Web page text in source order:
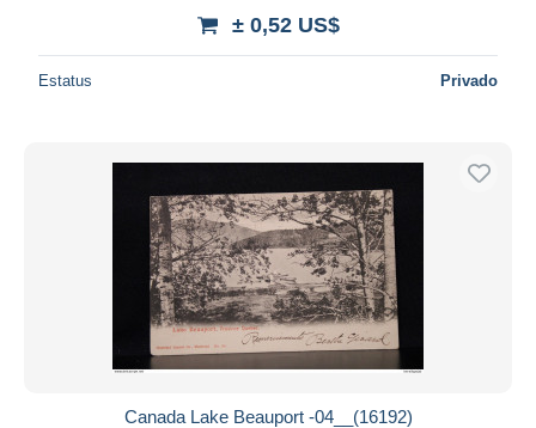
± 0,52 US$
Estatus Privado
Canada Lake Beauport -04__(16192)